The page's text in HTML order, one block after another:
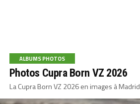
ALBUMS PHOTOS
Photos Cupra Born VZ 2026
La Cupra Born VZ 2026 en images à Madrid